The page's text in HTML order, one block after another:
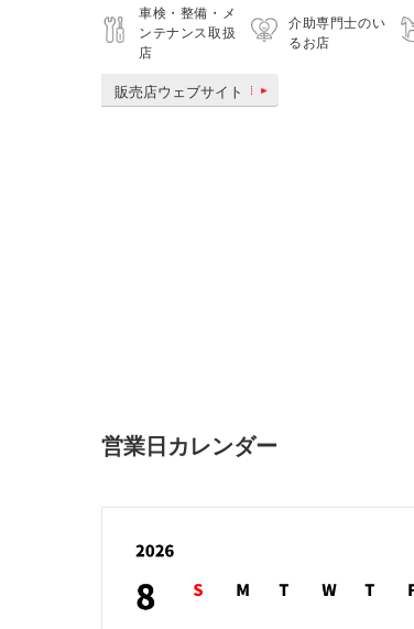
車検・整備・メ
ンテナンス取扱
店
介助専門士のい
るお店
販売店ウェブサイト
営業日カレンダー